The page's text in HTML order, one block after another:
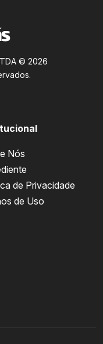
© 2026
Nós
de Privacidade
de Uso